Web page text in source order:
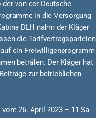
von der Deutsche
in die Versorgung
DLH nahm der Kläger
die Tarifvertragsparteien
ein Freiwilligenprogramm
beträfen. Der Kläger hat
zur betrieblichen
26. April 2023 – 11 Sa